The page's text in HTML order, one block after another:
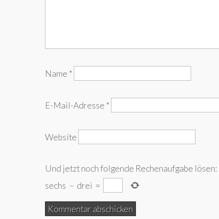
Name *
E-Mail-Adresse *
Website
Und jetzt noch folgende Rechenaufgabe lösen:
sechs − drei =